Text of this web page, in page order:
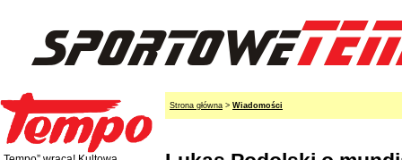
Strona główna > Wiadomości